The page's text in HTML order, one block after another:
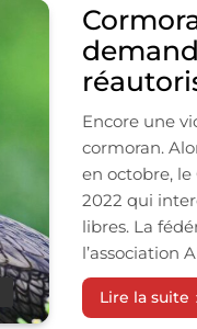
Encore une
cormoran.
en octobre, le
2022 qui
libres. La
l’association
Lire la suite